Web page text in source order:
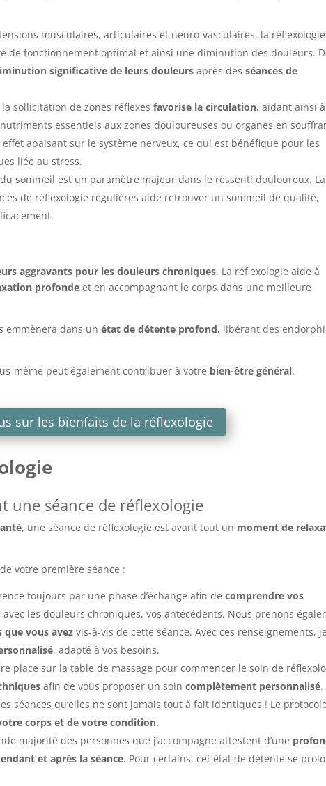
musculaires, articulaires et neuro-vasculaires, la réflexologie
de fonctionnement optimal et ainsi une diminution des douleurs.
significative de leurs douleurs après desséances de
la sollicitation de zones réflexesfavorise la circulation, aidant ainsi à
essentiels aux zones douloureuses ou organes en
apaisant sur le système nerveux, ce qui est bénéfique pour les
liée au stress.
sommeil est un paramètre majeur dans le ressenti douloureux. La
de réflexologie régulières aide retrouver un sommeil de qualité,
aggravants pour les douleurs chroniques. La réflexologie aide à
profonde et en accompagnant le corps dans une meilleure
emmènera dans unétat de détente profond, libérant des
même peut également contribuer à votre bien-être général.
sur les bienfaits de la réflexologie
une séance de réflexologie
, une séance de réflexologie est avant tout un moment de
votre première séance :
toujours par une phase d’échange afin decomprendre vos
les douleurs chroniques, vos antécédents. Nous prenons
que vous avez vis-à-vis de cette séance. Avec ces renseignements, je
, adapté à vos besoins.
place sur la table de massage pour commencer le soin de
afin de vous proposer un soincomplètement personnalisé.
séances qu’elles ne sont jamais tout à fait identiques ! Le
corps et de votre condition.
majorité des personnes que j’accompagne attestent d’une
et après la séance. Pour certains, cet état de détente se